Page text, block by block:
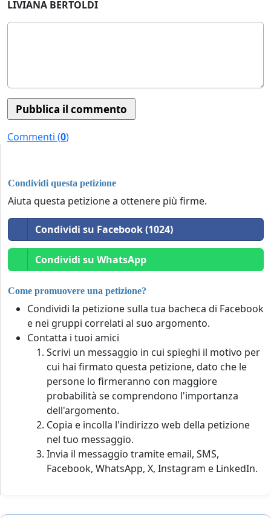
LIVIANA BERTOLDI
Commenti (0)
Condividi questa petizione
Aiuta questa petizione a ottenere più firme.
Condividi su Facebook (1024)
Condividi su WhatsApp
Come promuovere una petizione?
Condividi la petizione sulla tua bacheca di Facebook
e nei gruppi correlati al suo argomento.
Contatta i tuoi amici
Scrivi un messaggio in cui spieghi il motivo per
cui hai firmato questa petizione, dato che le
persone lo firmeranno con maggiore
probabilità se comprendono l'importanza
dell'argomento.
Copia e incolla l'indirizzo web della petizione
nel tuo messaggio.
Invia il messaggio tramite email, SMS,
Facebook, WhatsApp, X, Instagram e LinkedIn.